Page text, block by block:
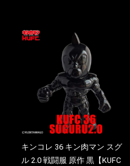
キンコレ 36 キン肉マン スグ
ル 2.0 戦闘服 原作 黒【KUFC